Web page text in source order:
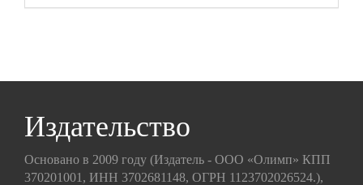
Издательство
Основано в 2009 году (Издатель - ООО «Олимп» КПП
370201001, ИНН 3702681148, ОГРН 1123702026524.),